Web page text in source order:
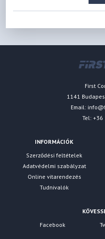
First
1141
Email:
Tel:
INFORMÁCIÓK
Szerződési feltételek
Adatvédelmi szabályzat
Online vitarendezés
Tudnivalók
Facebook